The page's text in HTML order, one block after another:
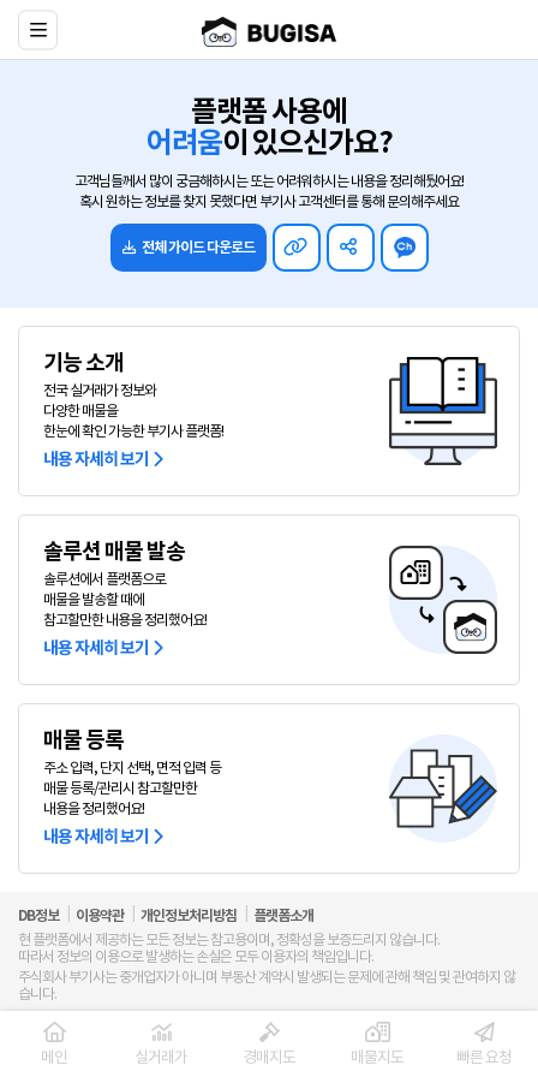
플랫폼 사용에
어려움이 있으신가요?
고객님들께서 많이 궁금해하시는 또는 어려워하시는 내용을 정리해뒀어요!
혹시 원하는 정보를 찾지 못했다면 부기사 고객센터를 통해 문의해주세요
전체 가이드 다운로드
기능 소개
전국 실거래가 정보와
다양한 매물을
한눈에 확인 가능한 부기사 플랫폼!
내용 자세히 보기
솔루션 매물 발송
솔루션에서 플랫폼으로
매물을 발송할 때에
참고할만한 내용을 정리했어요!
내용 자세히 보기
매물 등록
주소 입력, 단지 선택, 면적 입력 등
매물 등록/관리시 참고할만한
내용을 정리했어요!
내용 자세히 보기
DB정보 이용약관 개인정보처리방침
플랫폼소개
현 플랫폼에서 제공하는 모든 정보는 참고용이며, 정확성을 보증드리지 않습니다.
따라서 정보의 이용으로 발생하는 손실은 모두 이용자의 책임입니다.
주식회사 부기사는 중개업자가 아니며 부동산 계약시 발생되는 문제에 관해 책임 및 관여하지 않
습니다.
주식회사 부기사
이메일 : bugisa@bugisa.com
사업자등록번호 : 227-81-25148
주소 : 서울특별시 구로구 디지털로26길 111, 1112호 (JNK디지털타워, 11층)
메인 실거래가 경매지도 매물지도 빠른 요청